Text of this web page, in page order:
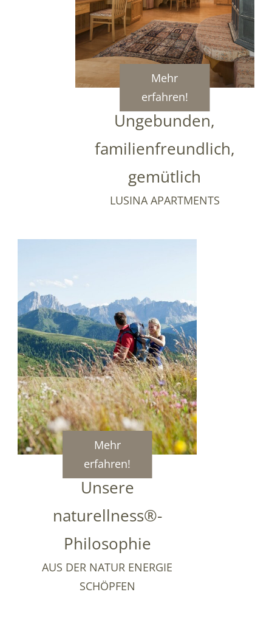
Mehr
erfahren!
Ungebunden,
familienfreundlich,
gemütlich
LUSINA APARTMENTS
Mehr
erfahren!
Unsere
naturellness®-
Philosophie
AUS DER NATUR ENERGIE
SCHÖPFEN